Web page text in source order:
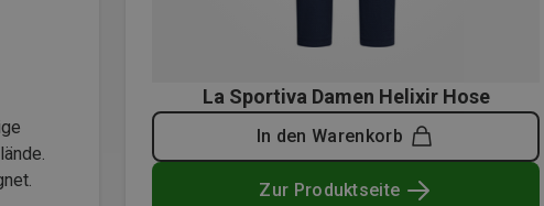
La Sportiva Damen Helixir Hose
In den Warenkorb
Zur Produktseite